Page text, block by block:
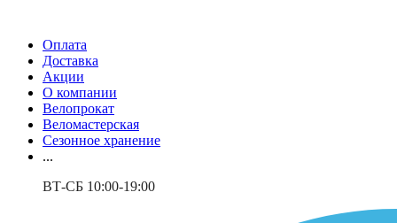
Оплата
Доставка
Акции
О компании
Велопрокат
Веломастерская
Сезонное хранение
...
ВТ-СБ 10:00-19:00